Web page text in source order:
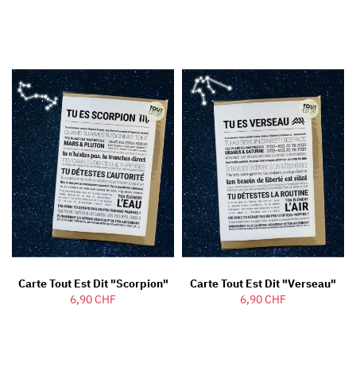
Carte Tout Est Dit "Scorpion"
6,90 CHF
Carte Tout Est Dit "Verseau"
6,90 CHF